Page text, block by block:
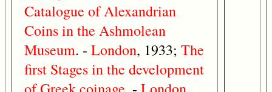
Catalogue ofAlexandrian
Coinsinthe Ashmolean
Museum. - London, 1933; The
first Stagesinthe development